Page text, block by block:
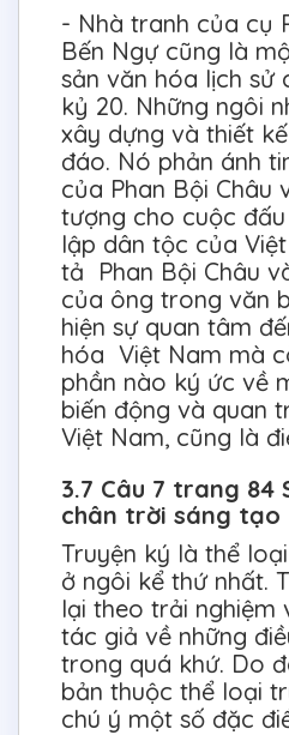
- Nhà tranh của cụ
Bến Ngự cũng là
sản văn hóa lịch sử
kỷ 20. Những ngôi
xây dựng và thiết
đáo. Nó phản ánh
của Phan Bội
tượng cho cuộc
lập dân tộc của
tả Phan Bội Châu
của ông trong văn
hiện sự quan tâm
hóa Việt Nam mà
phần nào ký ức về
biến động và quan
Việt Nam, cũng là
3.7 Câu 7 trang 84
chân trời sáng tạo
Truyện ký là thể
ở ngôi kể thứ nhất.
lại theo trải nghiệm
tác giả về những
trong quá khứ. Do
bản thuộc thể loại
chú ý một số đặc